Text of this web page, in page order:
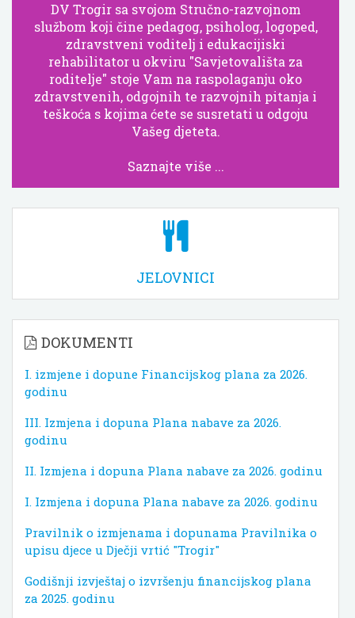
DV Trogir sa svojom Stručno-razvojnom
službom koji čine pedagog, psiholog, logoped,
zdravstveni voditelj i edukacijiski
rehabilitator u okviru "Savjetovališta za
roditelje" stoje Vam na raspolaganju oko
zdravstvenih, odgojnih te razvojnih pitanja i
teškoća s kojima ćete se susretati u odgoju
Vašeg djeteta.
Saznajte više ...
JELOVNICI
DOKUMENTI
I. izmjene i dopune Financijskog plana za 2026.
godinu
III. Izmjena i dopuna Plana nabave za 2026.
godinu
II. Izmjena i dopuna Plana nabave za 2026. godinu
I. Izmjena i dopuna Plana nabave za 2026. godinu
Pravilnik o izmjenama i dopunama Pravilnika o
upisu djece u Dječji vrtić "Trogir"
Godišnji izvještaj o izvršenju financijskog plana
za 2025. godinu